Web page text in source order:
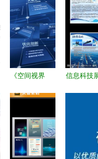
《空间视界
迭代”特性
与技术叙
事》
信息科技
的完美融